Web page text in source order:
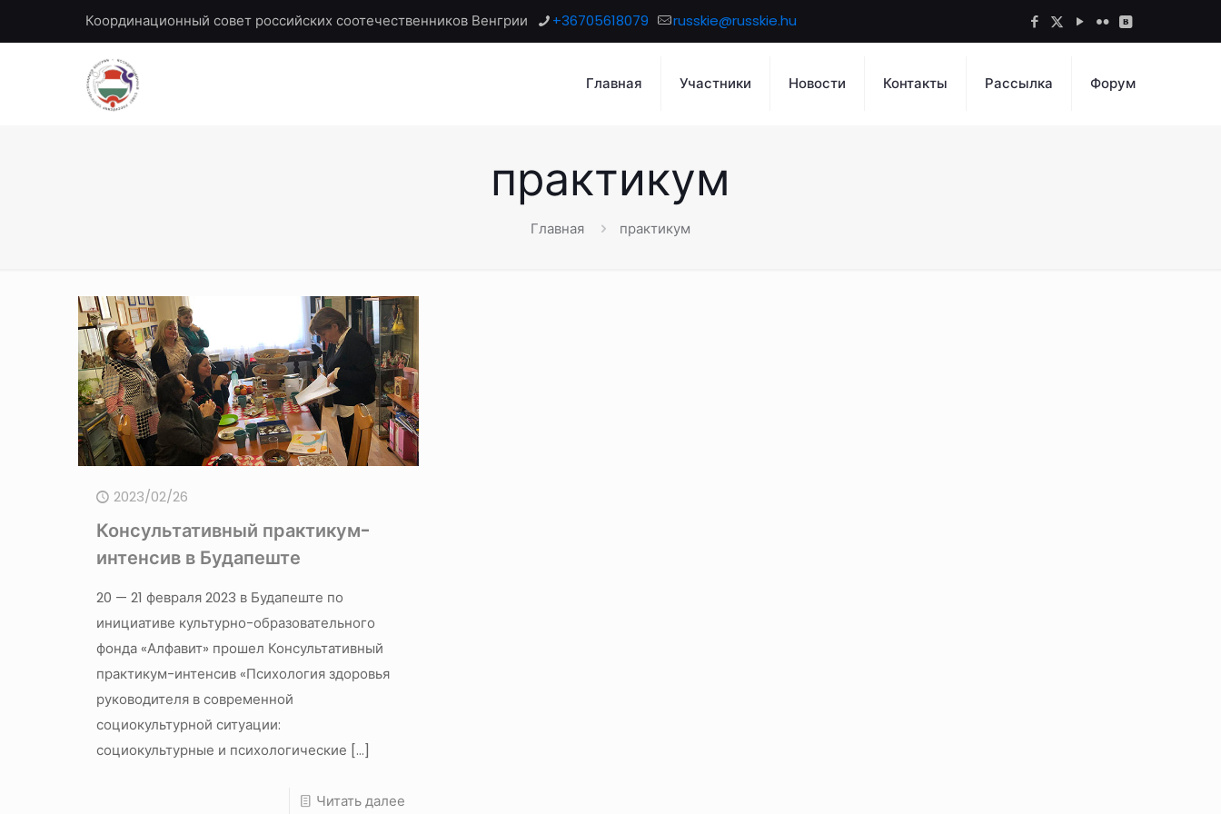
Координационный совет российских соотечественников Венгрии +36705618079 russkie@russkie.hu
Главная Участники Новости Контакты Рассылка Форум
практикум
Главная практикум
2023/02/26
Консультативный практикум-
интенсив в Будапеште
20 — 21 февраля 2023 в Будапеште по
инициативе культурно-образовательного
фонда «Алфавит» прошел Консультативный
практикум-интенсив «Психология здоровья
руководителя в современной
социокультурной ситуации:
социокультурные и психологические […]
Читать далее